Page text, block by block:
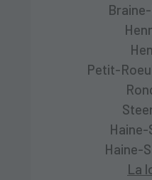
Petit-
Haine-
La